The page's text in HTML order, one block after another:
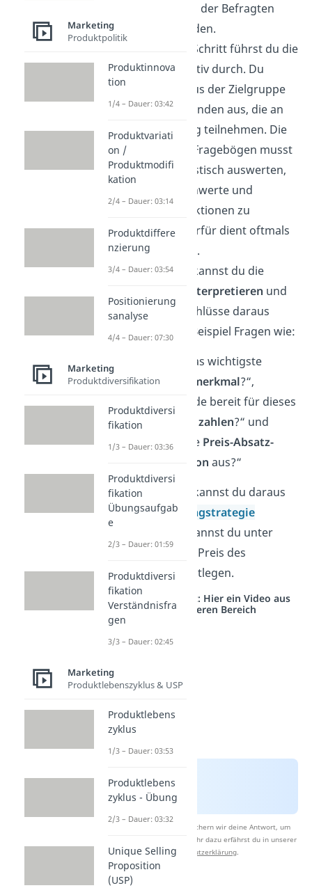
Familienstand der Befragten
ermittelt werden.
Im nächsten Schritt führst du die
Befragung
aktiv durch. Du
wählst also aus der Zielgruppe
zufällig Probanden aus, die an
der Befragung teilnehmen. Die
ausgefüllten Fragebögen musst
du dann statistisch auswerten,
um Teilnutzenwerte und
Präferenzfunktionen zu
ermitteln. Hierfür dient oftmals
eine Software.
Als nächstes kannst du die
Ergebnisse interpretieren und
bestimmte Schlüsse daraus
ziehen. Zum Beispiel Fragen wie:
„Was ist das wichtigste
Produktmerkmal?“,
„Was ist der Kunde bereit für dieses
Merkmal zuzahlen?“ und
„Wie sieht die Preis-Absatz-
Funktion aus?“
Zum Schluss kannst du daraus
eineMarketingstrategie
ableiten. So kannst du unter
anderem den Preis des
Produktes festlegen.
Studyflix vernetzt: Hier ein Video aus
einem anderen Bereich
Nach Beantwortung speichern wir deine Antwort, um
Studyflix zu verbessern. Mehr dazu erfährst du in unserer
Datenschutzerklärung
Marketing
Produktpolitik
Produktinnova
tion
1/4 – Dauer: 03:42
Produktvariati
on /
Produktmodifi
kation
2/4 – Dauer: 03:14
Produktdiffere
nzierung
3/4 – Dauer: 03:54
Positionierung
sanalyse
4/4 – Dauer: 07:30
Marketing
Produktdiversifikation
Produktdiversi
fikation
1/3 – Dauer: 03:36
Produktdiversi
fikation
Übungsaufgab
e
2/3 – Dauer: 01:59
Produktdiversi
fikation
Verständnisfra
gen
3/3 – Dauer: 02:45
Marketing
Produktlebenszyklus & USP
Produktlebens
zyklus
1/3 – Dauer: 03:53
Produktlebens
zyklus - Übung
2/3 – Dauer: 03:32
Unique Selling
Proposition
(USP)